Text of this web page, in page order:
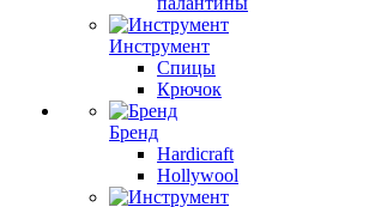
Инструмент
Спицы
Крючок
Бренд
Hardicraft
Hollywool